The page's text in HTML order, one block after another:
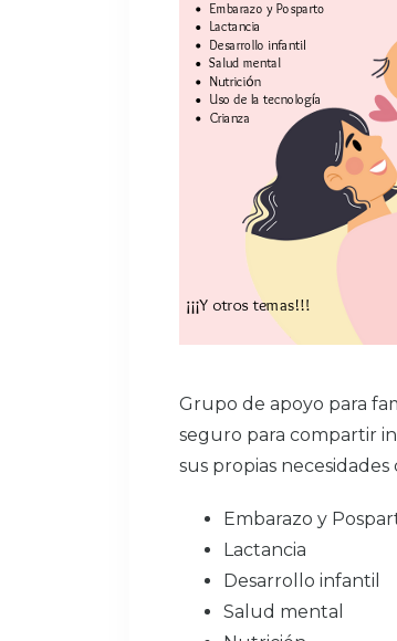
Grupo de apoyo para
seguro para compartir
sus propias
Embarazo y
Lactancia
Desarrollo infantil
Salud mental